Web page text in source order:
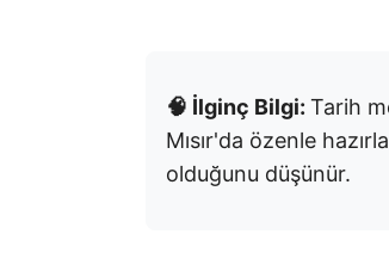
🧠 İlginç Bilgi: Tarih
Mısır'da özenle
olduğunu düşünür.